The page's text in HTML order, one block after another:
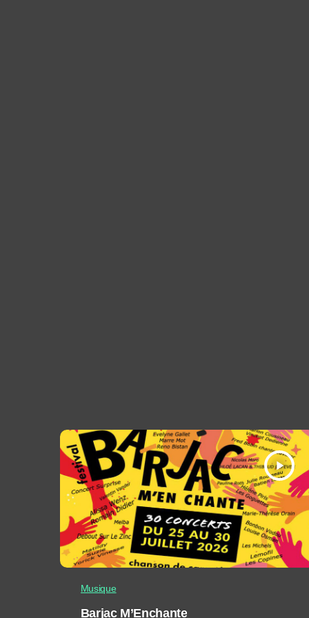
play_arrow
Musique
Barjac M’Enchante